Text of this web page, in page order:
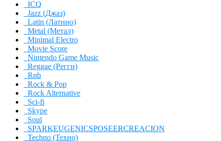
ICQ
Jazz (Джаз)
Latin (Латино)
Metal (Метал)
Minimal Electro
Movie Score
Nintendo Game Music
Reggae (Регги)
Rnb
Rock & Pop
Rock Alternative
Sci-fi
Skype
Soul
SPARKEUGENICSPOSEERCREACION
Techno (Техно)